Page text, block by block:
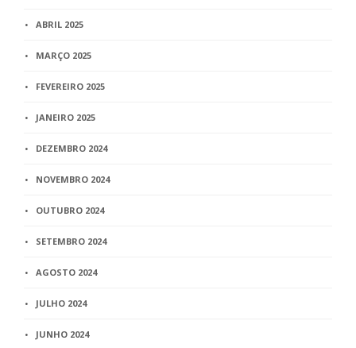
ABRIL 2025
MARÇO 2025
FEVEREIRO 2025
JANEIRO 2025
DEZEMBRO 2024
NOVEMBRO 2024
OUTUBRO 2024
SETEMBRO 2024
AGOSTO 2024
JULHO 2024
JUNHO 2024